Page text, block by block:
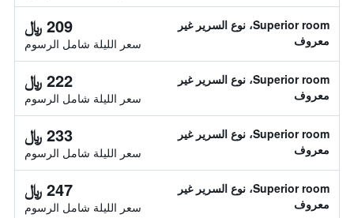
Superior room، نوع السرير غير
معروف
209 ﷼
سعر الليلة شامل الرسوم
Superior room، نوع السرير غير
معروف
222 ﷼
سعر الليلة شامل الرسوم
Superior room، نوع السرير غير
معروف
233 ﷼
سعر الليلة شامل الرسوم
Superior room، نوع السرير غير
معروف
247 ﷼
سعر الليلة شامل الرسوم